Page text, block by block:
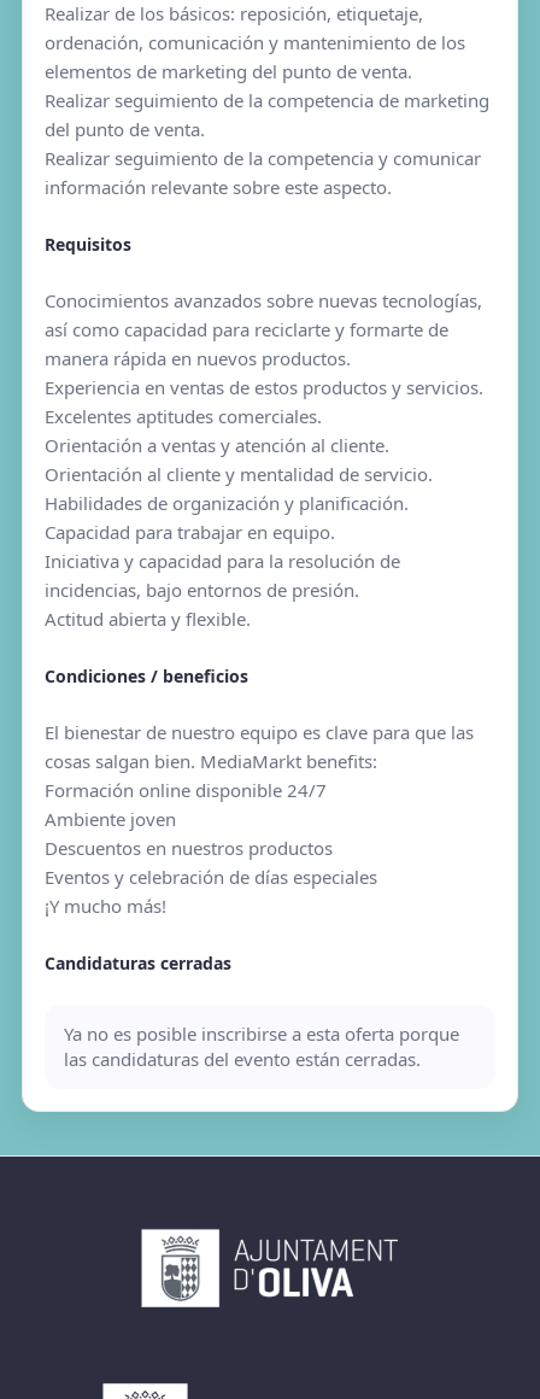
Realizar de los básicos: reposición, etiquetaje,
ordenación, comunicación y mantenimiento de los
elementos de marketing del punto de venta.
Realizar seguimiento de la competencia de marketing
del punto de venta.
Realizar seguimiento de la competencia y comunicar
información relevante sobre este aspecto.
Requisitos
Conocimientos avanzados sobre nuevas tecnologías,
así como capacidad para reciclarte y formarte de
manera rápida en nuevos productos.
Experiencia en ventas de estos productos y servicios.
Excelentes aptitudes comerciales.
Orientación a ventas y atención al cliente.
Orientación al cliente y mentalidad de servicio.
Habilidades de organización y planificación.
Capacidad para trabajar en equipo.
Iniciativa y capacidad para la resolución de
incidencias, bajo entornos de presión.
Actitud abierta y flexible.
Condiciones / beneficios
El bienestar de nuestro equipo es clave para que las
cosas salgan bien. MediaMarkt benefits:
Formación online disponible 24/7
Ambiente joven
Descuentos en nuestros productos
Eventos y celebración de días especiales
¡Y mucho más!
Candidaturas cerradas
Ya no es posible inscribirse a esta oferta porque
las candidaturas del evento están cerradas.